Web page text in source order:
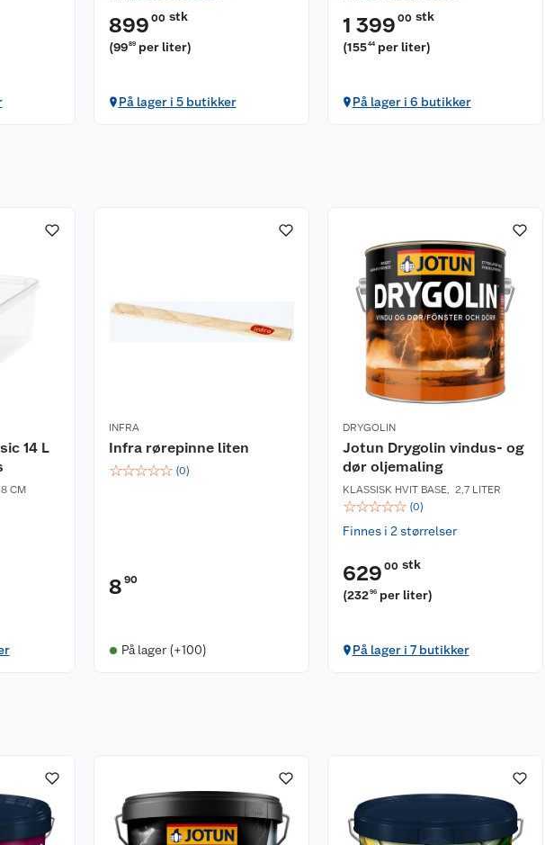
899 00 stk
(9989 per liter)
På lager i 5 butikker
1 399 00 stk
(15544 per liter)
På lager i 6 butikker
14 L
CM
INFRA
Infra rørepinne liten
☆☆☆☆☆ (0)
8 90
På lager (+100)
DRYGOLIN
Jotun Drygolin vindus- og
dør oljemaling
KLASSISK HVIT BASE, 2,7 LITER
☆☆☆☆☆ (0)
Finnes i 2 størrelser
629 00 stk
(23296 per liter)
På lager i 7 butikker